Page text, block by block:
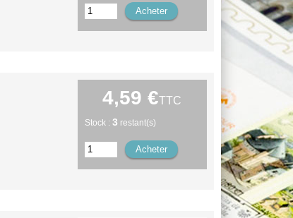
4,59 €TTC
Stock : 3 restant(s)